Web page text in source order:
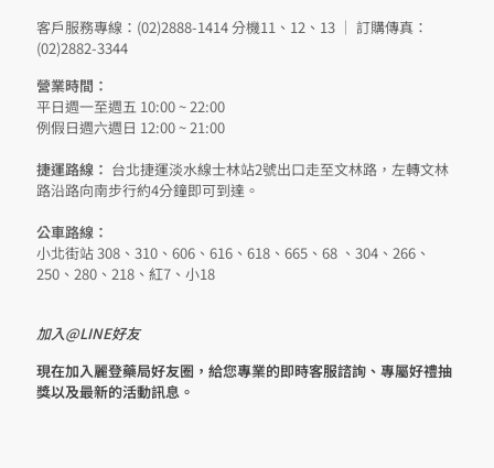
客戶服務專線：(02)2888-1414 分機11、12、13 │ 訂購傳真：
(02)2882-3344
營業時間：
平日週一至週五 10:00 ~ 22:00
例假日週六週日 12:00 ~ 21:00
捷運路線： 台北捷運淡水線士林站2號出口走至文林路，左轉文林
路沿路向南步行約4分鐘即可到達。
公車路線：
小北街站 308、310、606、616、618、665、68 、304、266、
250、280、218、紅7、小18
加入@LINE好友
現在加入麗登藥局好友圈，給您專業的即時客服諮詢、專屬好禮抽
獎以及最新的活動訊息。